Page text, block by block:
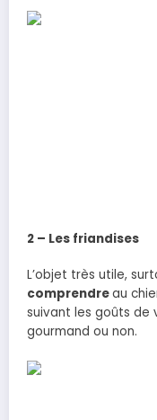
2 – Les friandises
L’objet très utile,
comprendreau
suivant les goûts de
gourmand ou non.